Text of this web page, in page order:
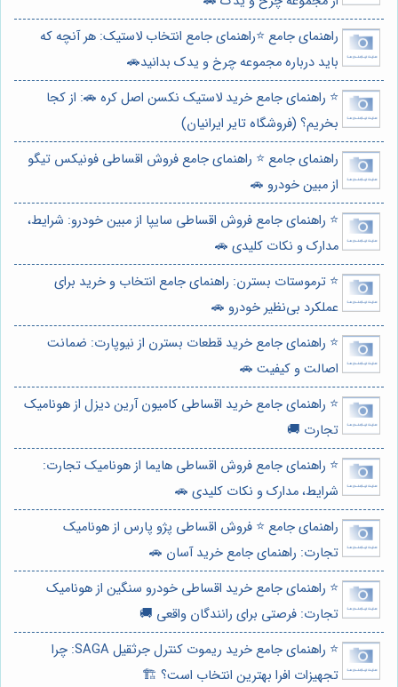
راهنمای جامع ⭐️راهنمای جامع انتخاب لاستیک: هر آنچه که
باید درباره مجموعه چرخ و یدک بدانید🚗
⭐️ راهنمای جامع خرید لاستیک نکسن اصل کره 🚗: از کجا
بخریم؟ (فروشگاه تایر ایرانیان)
راهنمای جامع ⭐️ راهنمای جامع فروش اقساطی فونیکس تیگو
از مبین خودرو 🚗
⭐️ راهنمای جامع فروش اقساطی سایپا از مبین خودرو: شرایط،
مدارک و نکات کلیدی 🚗
⭐️ ترموستات بسترن: راهنمای جامع انتخاب و خرید برای
عملکرد بی‌نظیر خودرو 🚗
⭐️ راهنمای جامع خرید قطعات بسترن از نیوپارت: ضمانت
اصالت و کیفیت 🚗
⭐️ راهنمای جامع خرید اقساطی کامیون آرین دیزل از هونامیک
تجارت 🚚
⭐️ راهنمای جامع فروش اقساطی هایما از هونامیک تجارت:
شرایط، مدارک و نکات کلیدی 🚗
راهنمای جامع ⭐️ فروش اقساطی پژو پارس از هونامیک
تجارت: راهنمای جامع خرید آسان 🚗
⭐️ راهنمای جامع خرید اقساطی خودرو سنگین از هونامیک
تجارت: فرصتی برای رانندگان واقعی 🚚
⭐️ راهنمای جامع خرید ریموت کنترل جرثقیل SAGA: چرا
تجهیزات افرا بهترین انتخاب است؟ 🏗️